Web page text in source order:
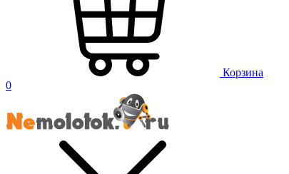
Корзина
0